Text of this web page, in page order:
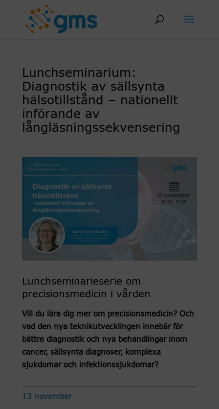
Lunchseminarium:
Diagnostik av sällsynta
hälsotillstånd – nationellt
införande av
långläsningssekvensering
Lunchseminarieserie om
precisionsmedicin i vården
Vill du lära dig mer om precisionsmedicin? Och
vad den nya teknikutvecklingen innebär för
bättre diagnostik och nya behandlingar inom
cancer, sällsynta diagnoser, komplexa
sjukdomar och infektionssjukdomar?
13 november